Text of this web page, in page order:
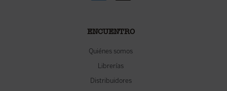
ENCUENTRO
Quiénes somos
Librerías
Distribuidores